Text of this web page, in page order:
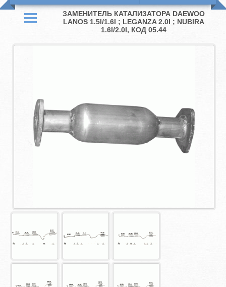
ЗАМЕНИТЕЛЬ КАТАЛИЗАТОРА DAEWOO
LANOS 1.5I/1.6I ; LEGANZA 2.0I ; NUBIRA
1.6I/2.0I, КОД 05.44